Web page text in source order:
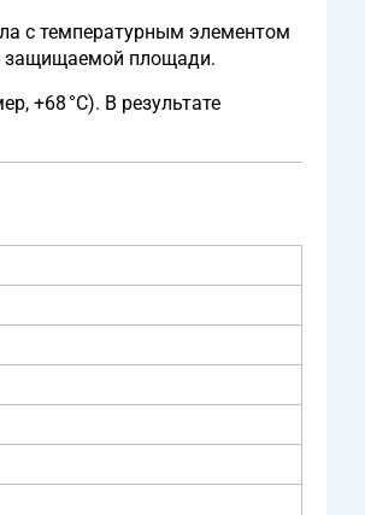
с температурным элементом
защищаемой площади.
+68 °C). В результате